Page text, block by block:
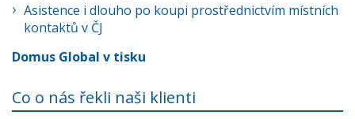
Asistence i dlouho po koupi prostřednictvím místních
kontaktů v ČJ
Domus Global v tisku
Co o nás řekli naši klienti